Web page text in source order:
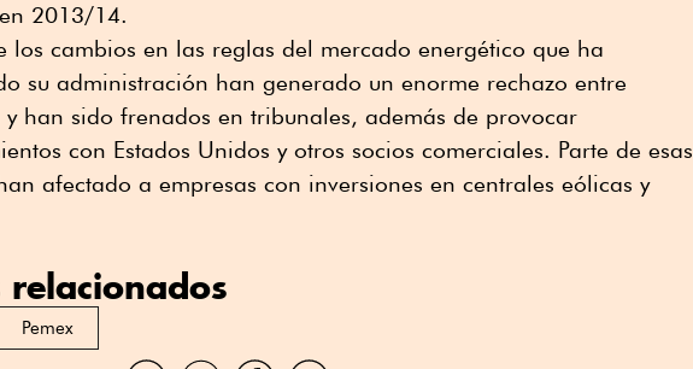
2013/14.
los cambios en las reglas del mercado energético que ha
su administración han generado un enorme rechazo entre
y han sido frenados en tribunales, además de provocar
con Estados Unidos y otros socios comerciales. Parte de esas
afectado a empresas con inversiones en centrales eólicas y
relacionados
Pemex